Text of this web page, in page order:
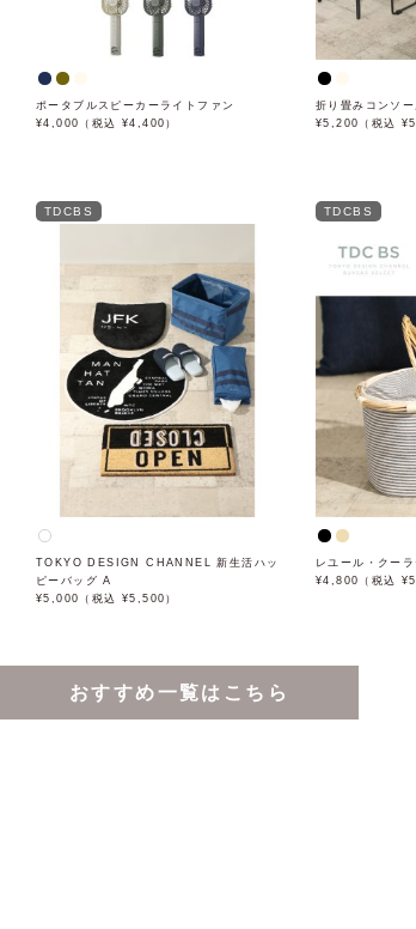
ポータブルスピーカーライトファン
¥4,000（税込 ¥4,400）
折り畳みコンソ
¥5,200（税込
TDCBS
TOKYO DESIGN CHANNEL 新生活ハッ
ピーバッグ A
¥5,000（税込 ¥5,500）
TDCBS
レユール・クー
¥4,800（税込
おすすめ一覧はこちら